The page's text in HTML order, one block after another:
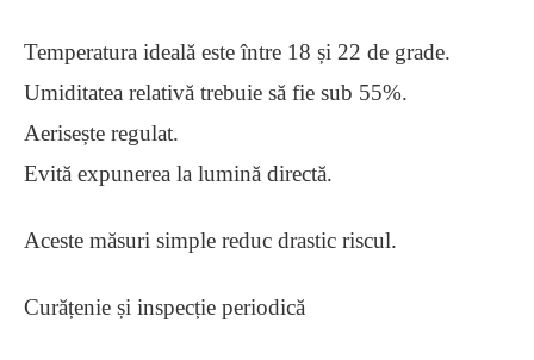
Temperatura ideală este între 18 și 22 de grade.
Umiditatea relativă trebuie să fie sub 55%.
Aerisește regulat.
Evită expunerea la lumină directă.
Aceste măsuri simple reduc drastic riscul.
Curățenie și inspecție periodică